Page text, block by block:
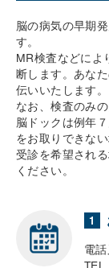
脳の病気の早期
す。
MR検査などによ
断します。あな
伝いいたします。
なお、検査のみ
脳ドックは例年
をお取りできな
受診を希望され
ください。
1
電
TEL